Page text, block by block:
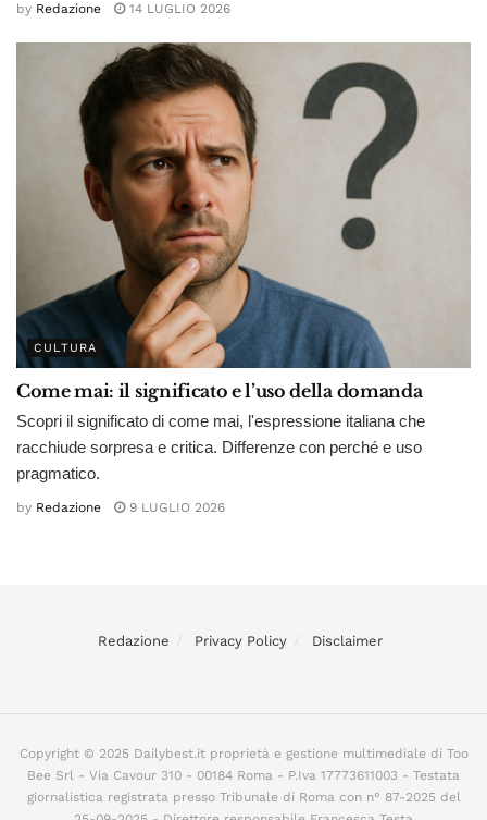
by Redazione 14 LUGLIO 2026
CULTURA
Come mai: il significato e l’uso della domanda
Scopri il significato di come mai, l'espressione italiana che
racchiude sorpresa e critica. Differenze con perché e uso
pragmatico.
by Redazione 9 LUGLIO 2026
Redazione Privacy Policy Disclaimer
Copyright © 2025 Dailybest.it proprietà e gestione multimediale di Too
Bee Srl - Via Cavour 310 - 00184 Roma - P.Iva 17773611003 - Testata
giornalistica registrata presso Tribunale di Roma con n° 87-2025 del